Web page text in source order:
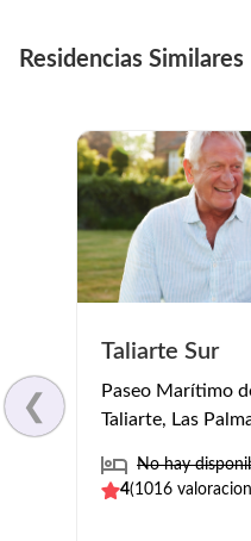
Residencias Similares
❮
Taliarte Sur
Paseo Marítimo
Taliarte, Las
No hay
4(1016